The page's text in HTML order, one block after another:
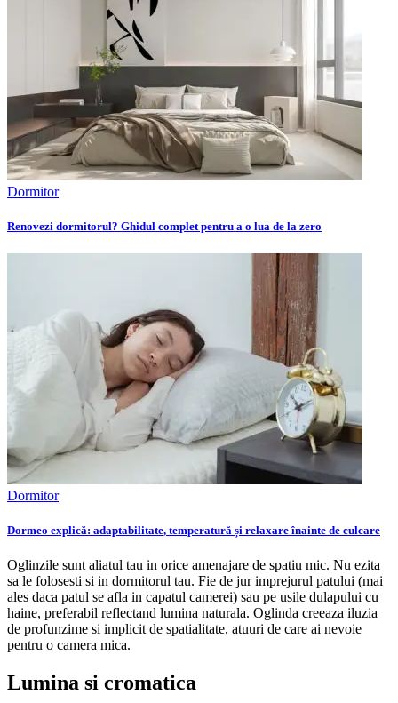
Dormitor
Renovezi dormitorul? Ghidul complet pentru a o lua de la zero
Dormitor
Dormeo explică: adaptabilitate, temperatură și relaxare înainte de culcare
Oglinzile sunt aliatul tau in orice amenajare de spatiu mic. Nu ezita
sa le folosesti si in dormitorul tau. Fie de jur imprejurul patului (mai
ales daca patul se afla in capatul camerei) sau pe usile dulapului cu
haine, preferabil reflectand lumina naturala. Oglinda creeaza iluzia
de profunzime si implicit de spatialitate, atuuri de care ai nevoie
pentru o camera mica.
Lumina si cromatica